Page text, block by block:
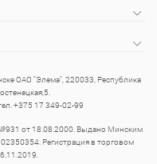
ОАО "Элема", 220033, Республика
+375 17 349-02-99
от 18.08.2000. Выдано Минским
Регистрация в торговом